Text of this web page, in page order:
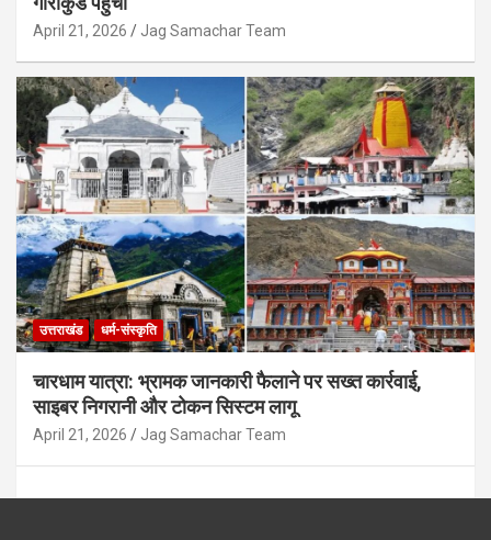
उत्तराखंड
उत्तराखंड में नकली डेयरी उत्पादों पर बड़ा एक्शन,
पनीर-घी के नाम पर बिकने वाले गैर-दुग्ध उत्पादों
पर रोक
August 8, 2026 Jag Samachar Team
April 21, 2026 Jag Samachar Team
उत्तराखंड धर्म-संस्कृति
चारधाम यात्रा: भ्रामक जानकारी फैलाने पर सख्त कार्रवाई,
साइबर निगरानी और टोकन सिस्टम लागू
April 21, 2026 Jag Samachar Team